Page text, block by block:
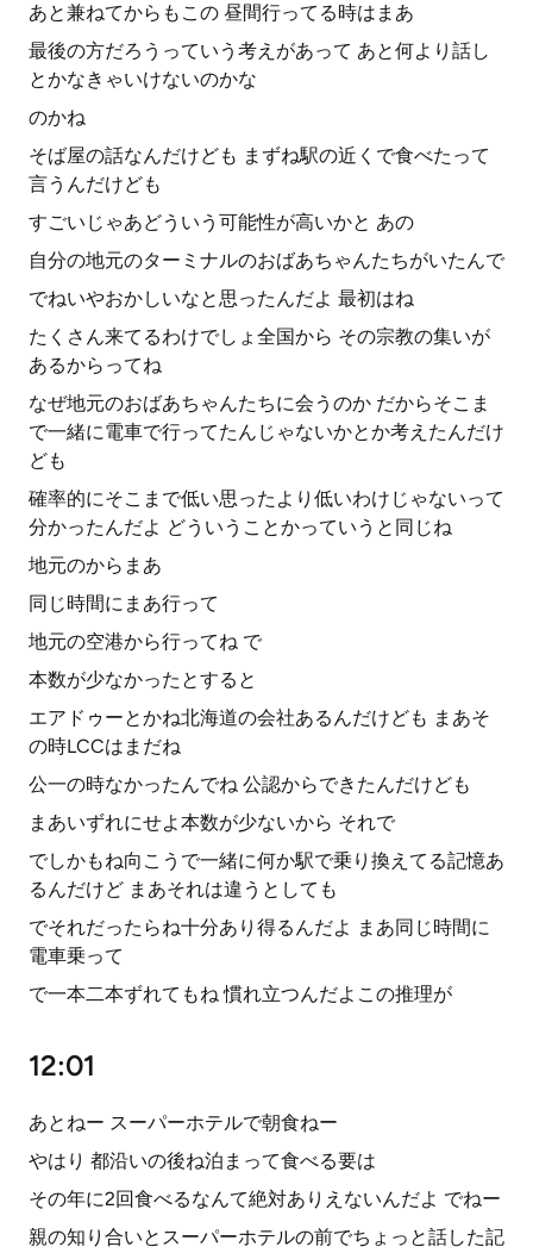
あと兼ねてからもこの 昼間行ってる時はまあ
最後の方だろうっていう考えがあって あと何より話し
とかなきゃいけないのかな
のかね
そば屋の話なんだけども まずね駅の近くで食べたって
言うんだけども
すごいじゃあどういう可能性が高いかと あの
自分の地元のターミナルのおばあちゃんたちがいたんで
でねいやおかしいなと思ったんだよ 最初はね
たくさん来てるわけでしょ全国から その宗教の集いが
あるからってね
なぜ地元のおばあちゃんたちに会うのか だからそこま
で一緒に電車で行ってたんじゃないかとか考えたんだけ
ども
確率的にそこまで低い思ったより低いわけじゃないって
分かったんだよ どういうことかっていうと同じね
地元のからまあ
同じ時間にまあ行って
地元の空港から行ってね で
本数が少なかったとすると
エアドゥーとかね北海道の会社あるんだけども まあそ
の時LCCはまだね
公一の時なかったんでね 公認からできたんだけども
まあいずれにせよ本数が少ないから それで
でしかもね向こうで一緒に何か駅で乗り換えてる記憶あ
るんだけど まあそれは違うとしても
でそれだったらね十分あり得るんだよ まあ同じ時間に
電車乗って
で一本二本ずれてもね 慣れ立つんだよこの推理が
12:01
あとねー スーパーホテルで朝食ねー
やはり 都沿いの後ね泊まって食べる要は
その年に2回食べるなんて絶対ありえないんだよ でねー
親の知り合いとスーパーホテルの前でちょっと話した記